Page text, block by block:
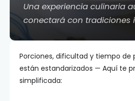
Una experiencia culinaria
conectará con tradiciones
Porciones, dificultad y tiempo de
están estandarizados — Aquí te
simplificada: